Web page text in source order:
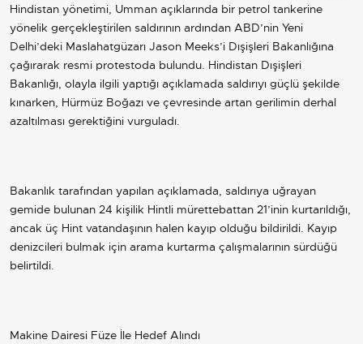
Hindistan yönetimi, Umman açıklarında bir petrol tankerine
yönelik gerçekleştirilen saldırının ardından ABD’nin Yeni
Delhi’deki Maslahatgüzarı Jason Meeks’i Dışişleri Bakanlığına
çağırarak resmi protestoda bulundu. Hindistan Dışişleri
Bakanlığı, olayla ilgili yaptığı açıklamada saldırıyı güçlü şekilde
kınarken, Hürmüz Boğazı ve çevresinde artan gerilimin derhal
azaltılması gerektiğini vurguladı.
Bakanlık tarafından yapılan açıklamada, saldırıya uğrayan
gemide bulunan 24 kişilik Hintli mürettebattan 21’inin kurtarıldığı,
ancak üç Hint vatandaşının halen kayıp olduğu bildirildi. Kayıp
denizcileri bulmak için arama kurtarma çalışmalarının sürdüğü
belirtildi.
Makine Dairesi Füze İle Hedef Alındı